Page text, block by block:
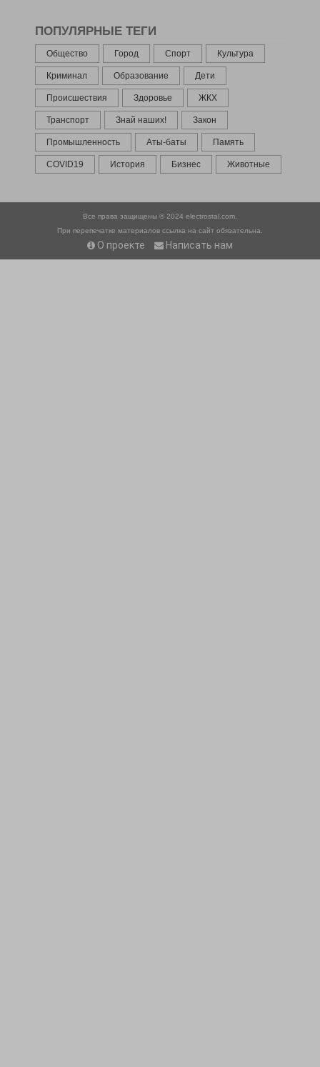
ПОПУЛЯРНЫЕ ТЕГИ
Общество Город Спорт Культура
Криминал Образование Дети
Происшествия Здоровье ЖКХ
Транспорт Знай наших! Закон
Промышленность Аты-баты Память
COVID19 История Бизнес Животные
Все права защищены © 2024 electrostal.com.
При перепечатке материалов ссылка на сайт обязательна.
О проекте Написать нам